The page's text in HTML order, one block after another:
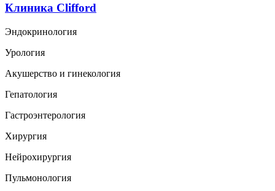
Клиника Clifford
Эндокринология
Урология
Акушерство и гинекология
Гепатология
Гастроэнтерология
Хирургия
Нейрохирургия
Пульмонология